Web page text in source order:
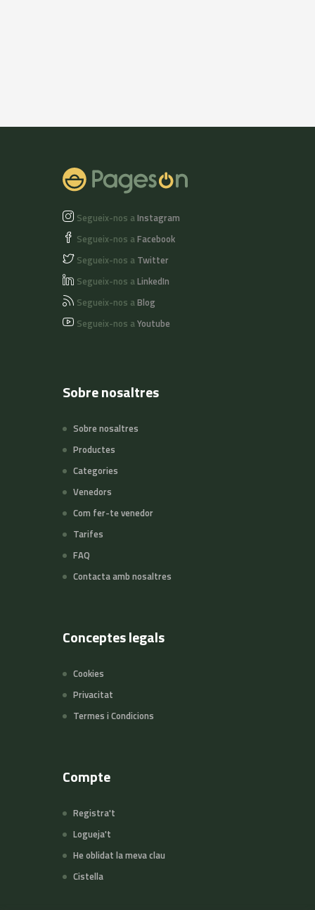
Segueix-nos aInstagram
Segueix-nos aFacebook
Segueix-nos a Twitter
Segueix-nos aLinkedIn
Segueix-nos aBlog
Segueix-nos aYoutube
Sobre nosaltres
Sobre nosaltres
Productes
Categories
Venedors
Com fer-te venedor
Tarifes
FAQ
Contacta amb nosaltres
Conceptes legals
Cookies
Privacitat
Termes i Condicions
Compte
Registra't
Logueja't
He oblidat la meva clau
Cistella